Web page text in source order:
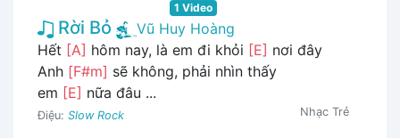
1 Video
Rời Bỏ
Vũ Huy Hoàng
Hết [A] hôm nay, là em đi khỏi [E] nơi đây
Anh [F#m] sẽ không, phải nhìn thấy
em [E] nữa đâu ...
Điệu: Slow Rock Nhạc Trẻ